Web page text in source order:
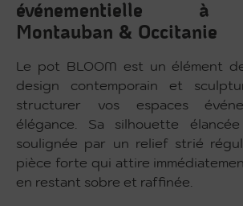
événementielle à
Montauban & Occitanie
Le pot BLOOM est un élément
design contemporain et
structurer vos espaces
élégance. Sa silhouette
soulignée par un relief strié
pièce forte qui attire
en restant sobre et raffinée.